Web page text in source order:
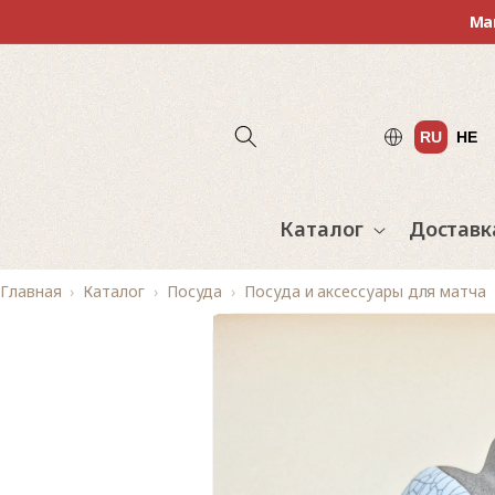
контенту
RU HE
Каталог
Главная Каталог Посуда Посуда и аксессуары для матча
Перейти к